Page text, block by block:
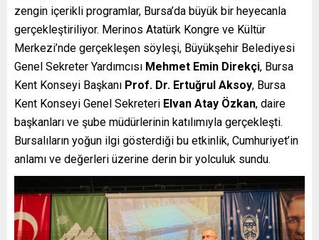
zengin içerikli programlar, Bursa’da büyük bir heyecanla
gerçekleştiriliyor. Merinos Atatürk Kongre ve Kültür
Merkezi’nde gerçekleşen söyleşi, Büyükşehir Belediyesi
Genel Sekreter Yardımcısı Mehmet Emin Direkçi, Bursa
Kent Konseyi Başkanı Prof. Dr. Ertuğrul Aksoy, Bursa
Kent Konseyi Genel Sekreteri Elvan Atay Özkan, daire
başkanları ve şube müdürlerinin katılımıyla gerçekleşti.
Bursalıların yoğun ilgi gösterdiği bu etkinlik, Cumhuriyet’in
anlamı ve değerleri üzerine derin bir yolculuk sundu.